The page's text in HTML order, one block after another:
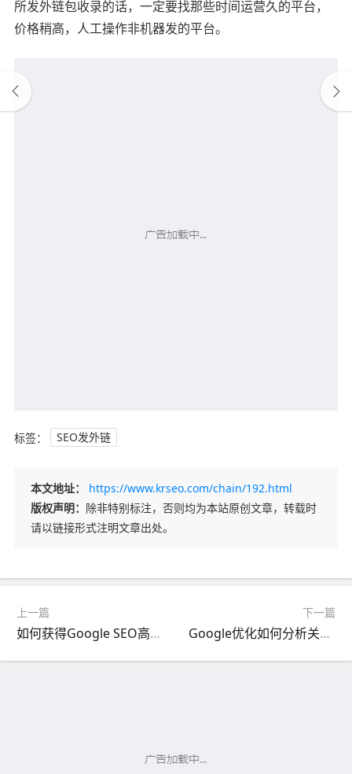
所发外链包收录的话，一定要找那些时间运营久的平台，
价格稍高，人工操作非机器发的平台。
标签： SEO发外链
本文地址：
https://www.krseo.com/chain/192.html
版权声明： 除非特别标注，否则均为本站原创文章，转载时
请以链接形式注明文章出处。
上一篇
如何获得Google SEO高质量外链？如何评估链接质量？
下一篇
Google优化如何分析关键词？附长尾关键词拓展工具